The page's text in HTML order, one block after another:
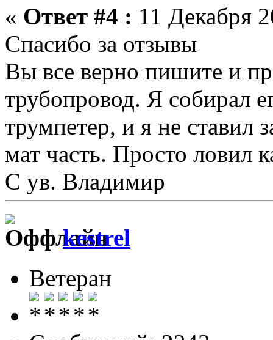
« Ответ #4 : 11 Декабря
Спасибо за отзывы
Вы все верно пишите и
трубопровод. Я собирал
трумпетер, и я не ставил
мат часть. Просто ловил
С ув. Владимир
kestrel
Ветеран